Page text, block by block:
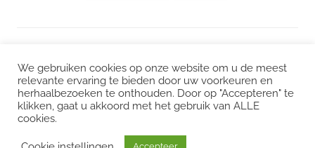
Instagram|Facebook| LinkedIn |Twitter
interessant:CO2 uitstoot Duurzame vacatures
We gebruiken cookies op onze website om u de meest
relevante ervaring te bieden door uw voorkeuren en
herhaalbezoeken te onthouden. Door op "Accepteren" te
klikken, gaat u akkoord met het gebruik van ALLE
cookies.